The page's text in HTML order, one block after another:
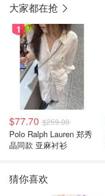
大家都在抢
1
$77.70 $259.00
Polo Ralph Lauren 郑秀
晶同款 亚麻衬衫
猜你喜欢